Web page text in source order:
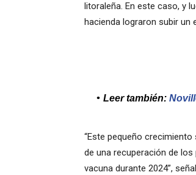
litoraleña. En este caso, y
hacienda lograron subir un
Leer también:
“Este pequeño
de una recuperación de
vacuna durante 2024”,